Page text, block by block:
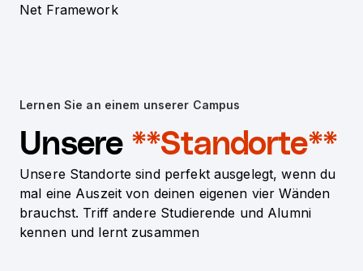
Net Framework
Lernen Sie an einem unserer Campus
Unsere **Standorte**
Unsere Standorte sind perfekt ausgelegt, wenn du
mal eine Auszeit von deinen eigenen vier Wänden
brauchst. Triff andere Studierende und Alumni
kennen und lernt zusammen